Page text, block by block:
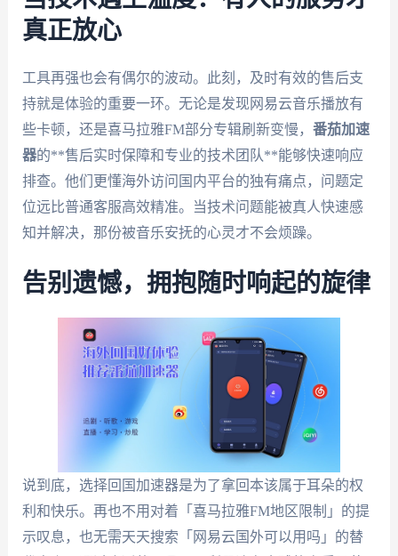
真正放心
工具再强也会有偶尔的波动。此刻，及时有效的售后支
持就是体验的重要一环。无论是发现网易云音乐播放有
些卡顿，还是喜马拉雅FM部分专辑刷新变慢， 番茄加速
器的**售后实时保障和专业的技术团队**能够快速响应
排查。他们更懂海外访问国内平台的独有痛点，问题定
位远比普通客服高效精准。当技术问题能被真人快速感
知并解决，那份被音乐安抚的心灵才不会烦躁。
告别遗憾，拥抱随时响起的旋律
说到底，选择回国加速器是为了拿回本该属于耳朵的权
利和快乐。再也不用对着「喜马拉雅FM地区限制」的提
示叹息，也无需天天搜索「网易云国外可以用吗」的替